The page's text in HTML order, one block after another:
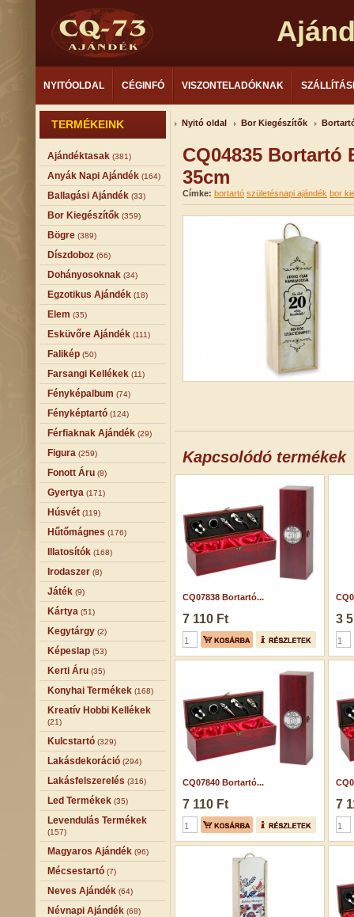
NYITÓOLDAL CÉGINFÓ VISZONTELADÓKNAK
TERMÉKEINK
Ajándéktasak (381)
Anyák Napi Ajándék (164)
Ballagási Ajándék (33)
Bor Kiegészítők (359)
Bögre (389)
Díszdoboz (66)
Dohányosoknak (34)
Egzotikus Ajándék (18)
Elem (35)
Esküvőre Ajándék (111)
Falikép (50)
Farsangi Kellékek (11)
Fényképalbum (74)
Fényképtartó (124)
Férfiaknak Ajándék (29)
Figura (259)
Fonott Áru (8)
Gyertya (171)
Húsvét (119)
Hűtőmágnes (176)
Illatosítók (168)
Irodaszer (8)
Játék (9)
Kártya (51)
Kegytárgy (2)
Képeslap (53)
Kerti Áru (35)
Konyhai Termékek (168)
Kreatív Hobbi Kellékek
(21)
Kulcstartó (329)
Lakásdekoráció (294)
Lakásfelszerelés (316)
Led Termékek (35)
Levendulás Termékek
(157)
Magyaros Ajándék (96)
Mécsestartó (7)
Neves Ajándék (64)
Névnapi Ajándék (68)
Nyitó oldal Bor Kiegészítők
CQ04835 Bortartó
35cm
Címke: bortartó születésnapi ajándék bor
Kapcsolódó termékek
CQ07838 Bortartó...
7 110 Ft 3
CQ07840 Bortartó...
7 110 Ft 7